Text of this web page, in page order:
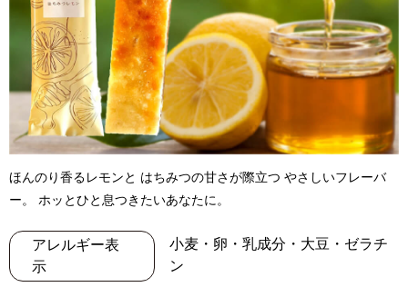
ほんのり香るレモンと はちみつの甘さが際立つ やさしいフレーバ
ー。 ホッとひと息つきたいあなたに。
アレルギー表
示
小麦・卵・乳成分・大豆・ゼラチ
ン